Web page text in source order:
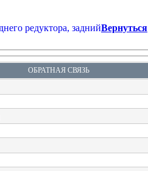
Вернуться
ОБРАТНАЯ СВЯЗЬ